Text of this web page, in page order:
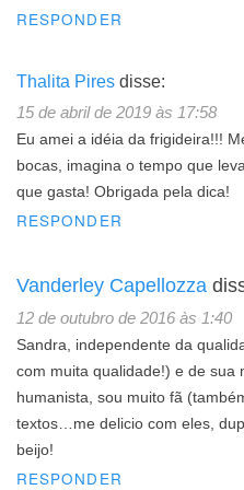
RESPONDER
Thalita Pires disse:
15 de abril de 2019 às 17:58
Eu amei a idéia da frigideira!!!
bocas, imagina o tempo que
que gasta! Obrigada pela dica!
RESPONDER
Vanderley Capellozza
12 de outubro de 2016 às 1:40
Sandra, independente da
com muita qualidade!) e de sua
humanista, sou muito fã
textos…me delicio com eles,
beijo!
RESPONDER